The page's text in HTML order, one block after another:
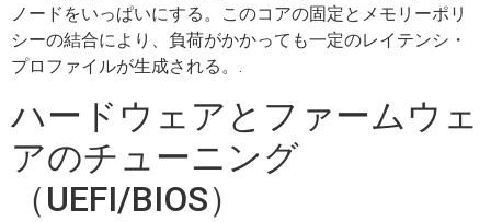
ノードをいっぱいにする。このコアの固定とメモリーポリ
シーの結合により、負荷がかかっても一定のレイテンシ・
プロファイルが生成される。.
ハードウェアとファームウェ
アのチューニング
（UEFI/BIOS）